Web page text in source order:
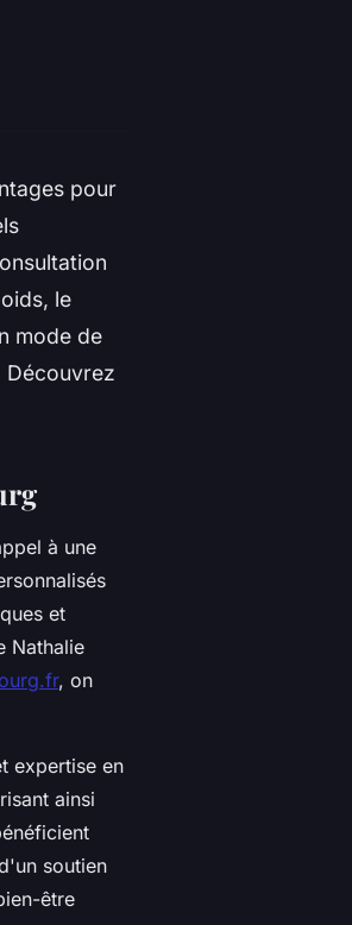
pour
le
mode de
Découvrez
à une
et
Nathalie
, on
expertise en
ainsi
soutien
être